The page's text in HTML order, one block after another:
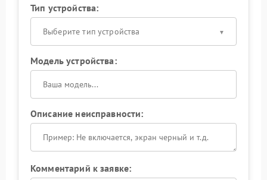
Тип устройства:
Выберите тип устройства
Модель устройства:
Описание неисправности:
Комментарий к заявке: